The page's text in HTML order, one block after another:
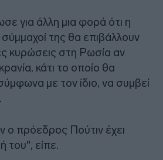
για άλλη μια φορά ότι η
σύμμαχοί της θα επιβάλλουν
κυρώσεις στη Ρωσία αν
κάτι το οποίο θα
με τον ίδιο, να συμβεί
ο πρόεδρος Πούτιν έχει
του", είπε.